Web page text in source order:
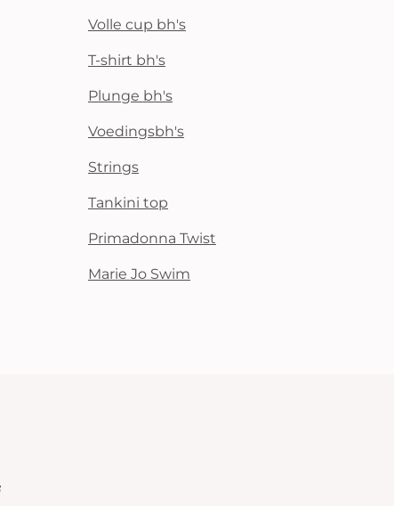
Volle cup bh's
T-shirt bh's
Plunge bh's
Voedingsbh's
Strings
Tankini top
Primadonna Twist
Marie Jo Swim